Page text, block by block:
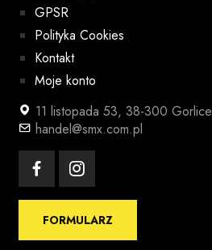
GPSR
Polityka Cookies
Kontakt
Moje konto
11 listopada 53, 38-300 Gorlice
handel@smx.com.pl
FORMULARZ